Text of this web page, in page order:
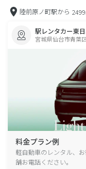
陸前原ノ町駅から
駅レンタカー東
宮城県仙台市青葉
料金プラン例
軽自動車のレンタル、
舗お電話ください。